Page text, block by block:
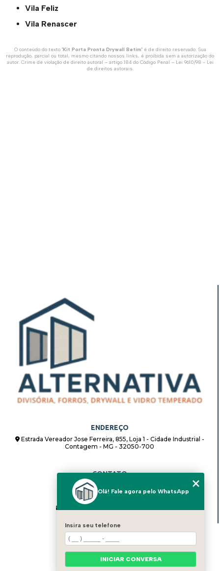
Vila Feliz
Vila Renascer
O conteúdo do texto "Kit Porta Pronta Drywall Betim" é de direito reservado. Sua
reprodução, parcial ou total, mesmo citando nossos links, é proibida sem a autorização do
autor. Crime de violação de direito autoral – artigo 184 do Código Penal – Lei 9610/98 - Lei
de direitos autorais.
ENDEREÇO
Estrada Vereador Jose Ferreira, 855, Loja 1 - Cidade Industrial -
Contagem - MG - 32050-700
CONTATO
(31) 98862-8408
(31) 98862-8408
HOME
QUEM SOMOS
Olá! Fale agora pelo WhatsApp
Insira seu telefone
INICIAR CONVERSA